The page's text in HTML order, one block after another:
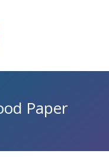
Paper